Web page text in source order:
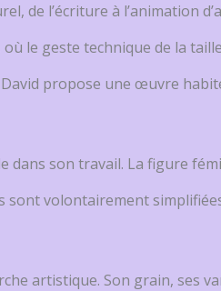
de l’écriture à l’animation
le geste technique de la
propose une œuvre
dans son travail. La figure
volontairement
artistique. Son grain, ses